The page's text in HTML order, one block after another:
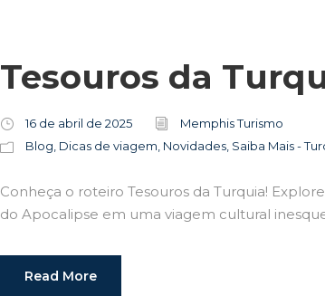
Tesouros da
16 de abril de 2025
Memphis Turismo
Blog Dicas de viagem Novidades Saiba Mais -
Conheça o roteiro Tesouros da Turquia!
do Apocalipse em uma viagem cultural
Read More